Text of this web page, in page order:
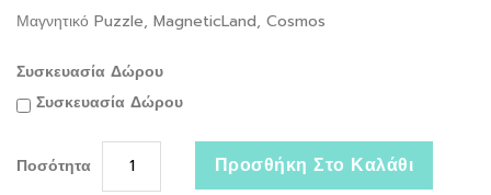
Μαγνητικό Puzzle, MagneticLand, Cosmos
Συσκευασία Δώρου
Συσκευασία Δώρου
Ποσότητα Προσθήκη Στο Καλάθι